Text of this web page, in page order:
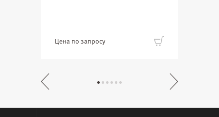
Цена по запросу